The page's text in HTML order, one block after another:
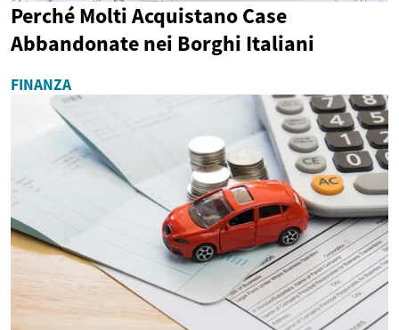
Perché Molti Acquistano Case
Abbandonate nei Borghi Italiani
FINANZA